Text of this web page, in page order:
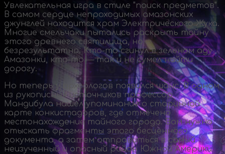
Увлекательная игра в стиле "поиск предметов".
В самом сердце непроходимых амазонских
джунглей находится храм Электрического Жука.
Многие смельчаки пытались раскрыть тайну
этого древнего святилища, но
безрезультатно. Кто-тосгинул в зеленом аду
Амазонки, кто-то— так и не сумел найти
дорогу.
Но теперь у археологов появился шанс. В одном
из рукописных источников профессор
Мандибула нашел упоминание о старинной
карте конкистадоров, где отмечено
местонахождение тайного города. Вам нужно
отыскать фрагменты этого бесценного
документа, а затем отправиться в самый
неизученный и опасный район Южной Америки.